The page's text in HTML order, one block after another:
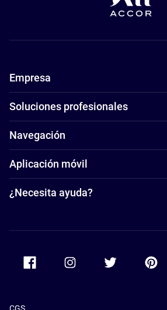
Empresa
Soluciones profesionales
Navegación
Aplicación móvil
¿Necesita ayuda?
Accor Facebook Accor Twitter